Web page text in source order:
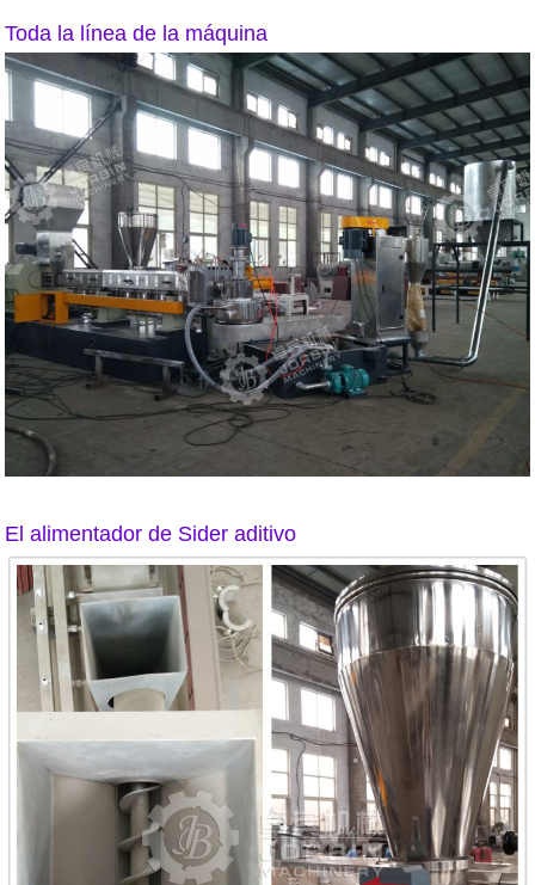
Toda la línea de la máquina
El alimentador de Sider aditivo